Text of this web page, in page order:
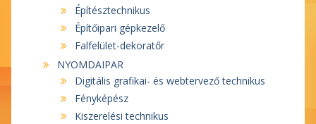
Építésztechnikus
Építőipari gépkezelő
Falfelület-dekoratőr
NYOMDAIPAR
Digitális grafikai- és webtervező technikus
Fényképész
Kiszerelési technikus